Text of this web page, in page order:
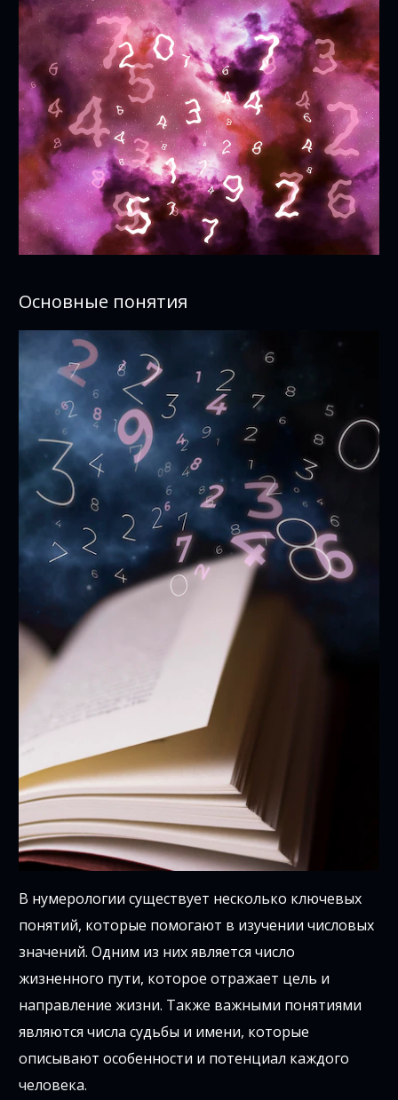
Основные понятия
В нумерологии существует несколько ключевых
понятий, которые помогают в изучении числовых
значений. Одним из них является число
жизненного пути, которое отражает цель и
направление жизни. Также важными понятиями
являются числа судьбы и имени, которые
описывают особенности и потенциал каждого
человека.